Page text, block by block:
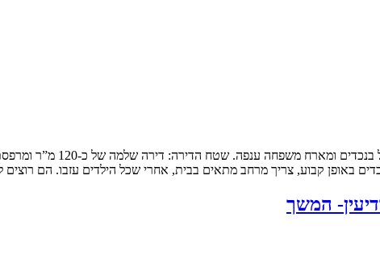
שיפוץ דירה במגדל
באופן קבוע, צריך מרחב מתאים בבית, אחרי שכל הילדים עזבו. הם
המשך